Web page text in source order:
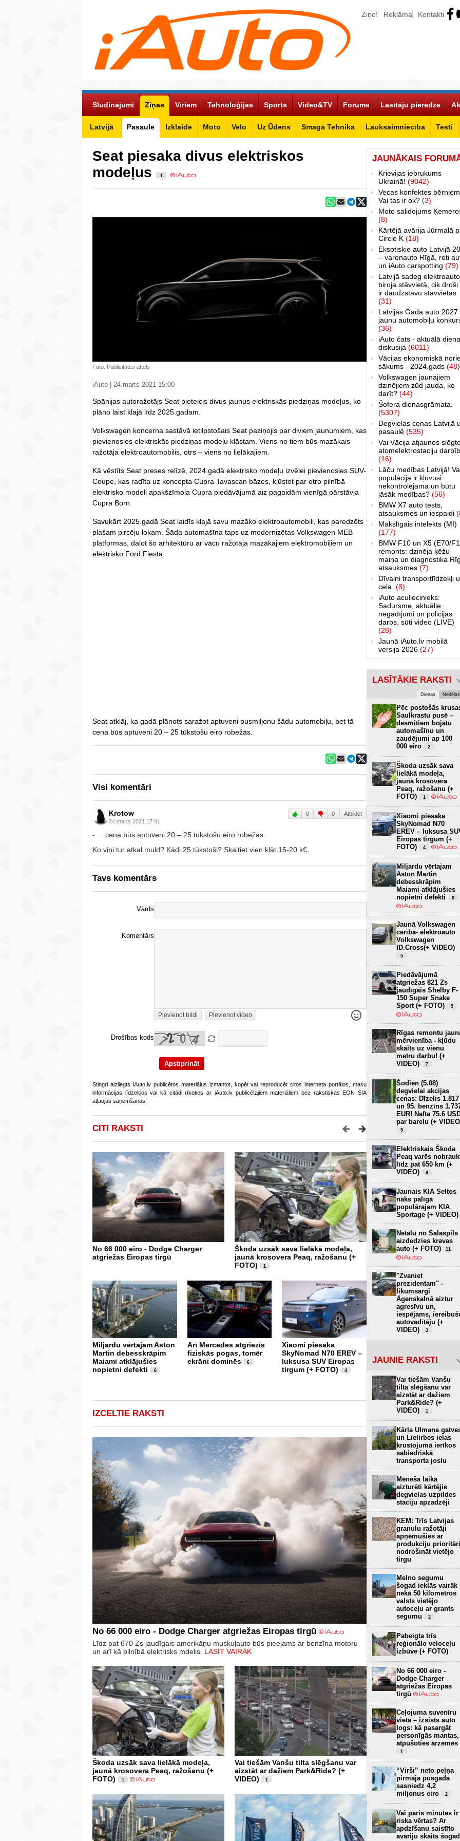
Ziņo! Reklāma Kontakti
Sludinājumi Ziņas
Latvijā Pasaulē Izklaide Moto Velo Uz Ūdens Smagā Tehnika Lauksaimniecība Testi
Vīriem Tehnoloģijas Sports Video&TV Forums Lasītāju pieredze
Seat piesaka divus elektriskos
modeļus
1
Foto: Publicitātes attēls
iAuto | 24.marts 2021 15:00
Spānijas autoražotājs Seat pieteicis divus jaunus elektriskās piedziņas modeļus, ko
plāno laist klajā līdz 2025.gadam.
Volkswagen koncerna sastāvā ietilpstošais Seat paziņojis par diviem jaunumiem, kas
pievienosies elektriskās piedziņas modeļu klāstam. Viens no tiem būs mazākais
ražotāja elektroautomobilis, otrs – viens no lielākajiem.
Kā vēstīts Seat preses relīzē, 2024.gadā elektrisko modeļu izvēlei pievienosies SUV-
Coupe, kas radīta uz koncepta Cupra Tavascan bāzes, kļūstot par otro pilnībā
elektrisko modeli apakšzīmola Cupra piedāvājumā aiz pagaidām vienīgā pārstāvja
Cupra Born.
Savukārt 2025.gadā Seat laidīs klajā savu mazāko elektroautomobili, kas paredzēts
plašam pircēju lokam. Šāda automašīna taps uz modernizētas Volkswagen MEB
platformas, dalot šo arhitektūru ar vācu ražotāja mazākajiem elektromobiļiem un
elektrisko Ford Fiesta.
Seat atklāj, ka gadā plānots saražot aptuveni pusmiljonu šādu automobiļu, bet tā
cena būs aptuveni 20 – 25 tūkstošu eiro robežās.
Visi komentāri
Krotow
24.marts 2021 17:41
0 0 Atbildēt
- ... cena būs aptuveni 20 – 25 tūkstošu eiro robežās.
Ko viņi tur atkal muld? Kādi 25 tūkstoši? Skaitiet vien klāt 15-20 k€.
Tavs komentārs
Vārds
Komentārs
Pievienot bildi Pievienot video
Drošības kods
Stingri aizliegts iAuto.lv publicētos materiālus izmantot, kopēt vai reproducēt citos interneta portālos, masu
informācijas līdzekļos vai kā citādi rīkoties ar iAuto.lv publicētajiem materiāliem bez rakstiskas EON SIA
atļaujas saņemšanas.
CITI RAKSTI
No 66 000 eiro - Dodge Charger
atgriežas Eiropas tirgū
Škoda uzsāk sava lielākā modeļa,
jaunā krosovera Peaq, ražošanu (+
FOTO)
1
Miljardu vērtajam Aston
Martin debesskrāpim
Maiami atklājušies
nopietni defekti
6
Arī Mercedes atgriezīs
fiziskās pogas, tomēr
ekrāni dominēs
6
Xiaomi piesaka
SkyNomad N70 EREV –
luksusa SUV Eiropas
tirgum (+ FOTO)
4
250 tonnas virs galvas -
Zinātnes sala un Baltijā
planetārijs (+ FOTO)
2
Lamborghini piesaka
īpašo versiju 99
vienībās (+ FOTO)
3
IZCELTIE RAKSTI
No 66 000 eiro - Dodge Charger atgriežas Eiropas tirgū
Līdz pat 670 Zs jaudīgais amerikāņu muskuļauto būs pieejams ar benzīna motoru
un arī kā pilnībā elektrisks mdelis. LASĪT VAIRĀK
Škoda uzsāk sava lielākā modeļa,
jaunā krosovera Peaq, ražošanu (+
FOTO)
1
Vai tiešām Vanšu tilta slēgšanu var
aizstāt ar dažiem Park&Ride? (+
VIDEO)
1
JAUNĀKAIS
Krievijas iebrukums
Ukrainā! (9042)
Vecas konfektes
Vai tas ir ok? (3)
Moto salidojums
(8)
Kārtējā avārija Jūrmalā
Circle K (18)
Eksotiskie auto Latvijā
– varenauto Rīgā, reti
un iAuto carspotting (79)
Latvijā sadeg elektroauto
biroja stāvvietā, cik droši
ir daudzstāvu stāvvietās
(31)
Latvijas Gada auto 2027
jaunu automobiļu
(36)
iAuto čats - aktuālā
diskusija (6011)
Vācijas ekonomiskā
sākums - 2024.gads (48)
Volkswagen jaunajiem
dzinējiem zūd jauda, ko
darīt? (44)
Šofera dienasgrāmata.
(5307)
Degvielas cenas Latvijā
pasaulē (535)
Vai Vācija atjaunos
atomelektrostaciju
(16)
Lāču medības Latvijā!
populācija ir kļuvusi
nekontrolējama un būtu
jāsāk medības? (56)
BMW X7 auto tests,
atsauksmes un iespaidi
Makslīgais intelekts (MI)
(177)
BMW F10 un X5 (E70/
remonts: dzinēja ķēžu
maiņa un diagnostika
atsauksmes (7)
Dīvaini transportlīdzekļi
ceļa. (8)
iAuto aculiecinieks:
Sadursme, aktuālie
negadījumi un policijas
darbs, sūti video (LIVE)
(28)
Jaunā iAuto.lv mobilā
versija 2026 (27)
LASĪTĀKIE RAKSTI
Dienas Nedēļas
Pēc postošās
Saulkrastu pusē –
desmitiem bojātu
automašīnu un
zaudējumi ap 100
000 eiro
2
Škoda uzsāk sava
lielākā modeļa,
jaunā krosovera
Peaq, ražošanu (+
FOTO)
1
Xiaomi piesaka
SkyNomad N70
EREV – luksusa
Eiropas tirgum (+
FOTO)
4
Miljardu vērtajam
Aston Martin
debesskrāpim
Maiami atklājušies
nopietni defekti
6
Jaunā Volkswagen
cerība- elektroauto
Volkswagen
ID.Cross(+ VIDEO)
5
Piedāvājumā
atgriežas 821 Zs
jaudīgais Shelby F-
150 Super Snake
Sport (+ FOTO)
9
Rīgas remontu
mērvienība - kļūdu
skaits uz vienu
metru darbu! (+
VIDEO)
7
Šodien (5.08)
degvielai akcijas
cenas: Dīzelis 1.817
un 95. benzīns
EUR! Nafta 75.6
par barelu (+
9
Elektriskais Škoda
Peaq varēs
līdz pat 650 km (+
VIDEO)
8
Jaunais KIA Seltos
nāks palīgā
populārajam KIA
Sportage (+ VIDEO)
Netālu no Salaspils
aizdedzies kravas
auto (+ FOTO)
11
"Zvaniet
prezidentam" -
likumsargi
Āgenskalnā aiztur
agresīvu un,
iespējams,
autovadītāju (+
VIDEO)
3
JAUNIE RAKSTI
Vai tiešām Vanšu
tilta slēgšanu var
aizstāt ar dažiem
Park&Ride? (+
VIDEO)
1
Kārļa Ulmaņa
un Lielirbes ielas
krustojumā ierīkos
sabiedriskā
transporta joslu
Mēneša laikā
aizturēti kārtējie
degvielas uzpildes
staciju apzadzēji
KEM: Trīs Latvijas
granulu ražotāji
apņēmušies ar
produkciju prioritāri
nodrošināt vietējo
tirgu
Melno segumu
šogad ieklās vairāk
nekā 50 kilometros
valsts vietējo
autoceļu ar grants
segumu
2
Pabeigta trīs
reģionālo veloceļu
izbūve (+ FOTO)
No 66 000 eiro -
Dodge Charger
atgriežas Eiropas
tirgū
Ceļojuma suvenīru
vietā – izsists auto
logs: kā pasargāt
personīgās mantas,
atpūšoties ārzemēs
1
“Virši” neto peļņa
pirmajā pusgadā
sasniedz 4,2
miljonus eiro
2
Vai pāris minūtes ir
riska vērtas? Ar
apdzīšanu saistīto
avāriju skaits šogad